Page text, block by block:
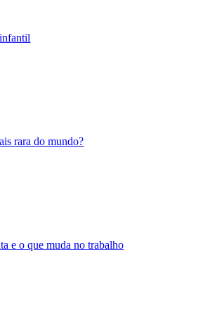
rara do mundo?
e o que muda no trabalho